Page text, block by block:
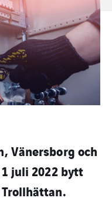
Vänersborg och
juli 2022 bytt